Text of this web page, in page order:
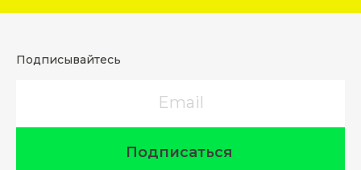
Подписывайтесь
Подписаться